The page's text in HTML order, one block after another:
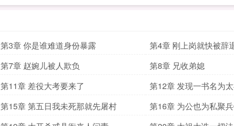
第3章 你是谁难道身份暴露
第4章 刚上岗就快被辞
第7章 赵婉儿被人欺负
第8章 兄收弟媳
第11章 差役大考要来了
第12章 发现一书名为
第15章 第五日我未死那就先屠村
第16章 为公也为私聚